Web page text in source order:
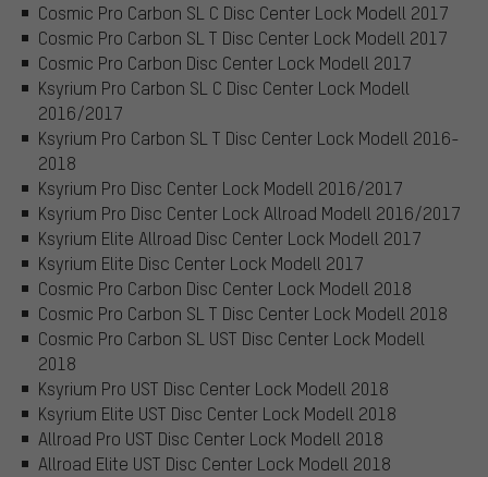
Cosmic Pro Carbon SL C Disc Center Lock Modell 2017
Cosmic Pro Carbon SL T Disc Center Lock Modell 2017
Cosmic Pro Carbon Disc Center Lock Modell 2017
Ksyrium Pro Carbon SL C Disc Center Lock Modell
2016/2017
Ksyrium Pro Carbon SL T Disc Center Lock Modell 2016-
2018
Ksyrium Pro Disc Center Lock Modell 2016/2017
Ksyrium Pro Disc Center Lock Allroad Modell 2016/2017
Ksyrium Elite Allroad Disc Center Lock Modell 2017
Ksyrium Elite Disc Center Lock Modell 2017
Cosmic Pro Carbon Disc Center Lock Modell 2018
Cosmic Pro Carbon SL T Disc Center Lock Modell 2018
Cosmic Pro Carbon SL UST Disc Center Lock Modell
2018
Ksyrium Pro UST Disc Center Lock Modell 2018
Ksyrium Elite UST Disc Center Lock Modell 2018
Allroad Pro UST Disc Center Lock Modell 2018
Allroad Elite UST Disc Center Lock Modell 2018